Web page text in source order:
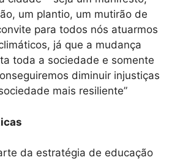
um plantio, um mutirão de
para todos nós atuarmos
já que a mudança
toda a sociedade e somente
diminuir injustiças
mais resiliente”
da estratégia de educação